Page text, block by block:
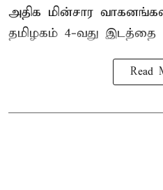
அதிக மின்சார
தமிழகம் 4-வது இடத்தை
Read